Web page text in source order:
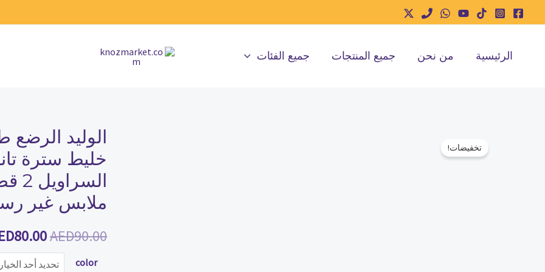
تخطي
إلى
الرئيسية من نحن جميع المنتجات جميع الفئات
تخفيضات!
الوليد
خليط سترة
ملابس غير
AED90.00
السعر
الأصلي
هو:
AED90.00.
80.00
color
كمية
الوليد
الرضع
طفل
الفتيان
مجموعة
خليط